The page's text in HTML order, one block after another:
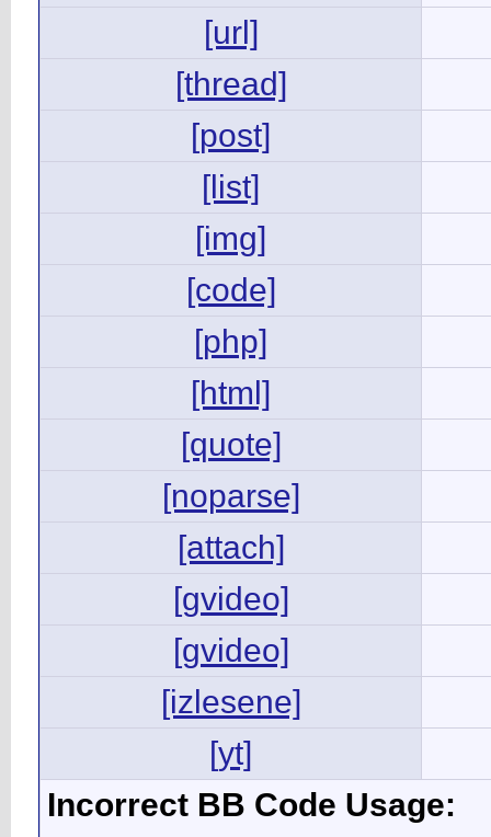
[url]
[thread]
[post]
[list]
[img]
[code]
[php]
[html]
[quote]
[noparse]
[attach]
[gvideo]
[gvideo]
[izlesene]
[yt]
Incorrect BB Code Usage: